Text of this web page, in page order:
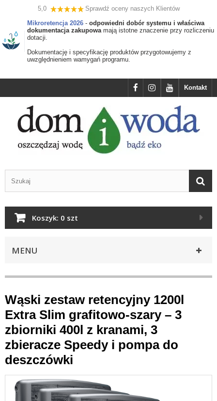
5,0
Sprawdź oceny naszych Klientów
Mikroretencja 2026 - odpowiedni dobór systemu i właściwa
dokumentacja zakupowamają istotne znaczenie przy rozliczeniu
dotacji.
Dokumentację i specyfikację produktów przygotowujemy z
uwzględnieniem wamygań programu.
Kontakt
Koszyk: 0 szt
MENU
Wąski zestaw retencyjny 1200l
Extra Slim grafitowo-szary – 3
zbiorniki 400l z kranami, 3
zbieracze Speedy i pompa do
deszczówki